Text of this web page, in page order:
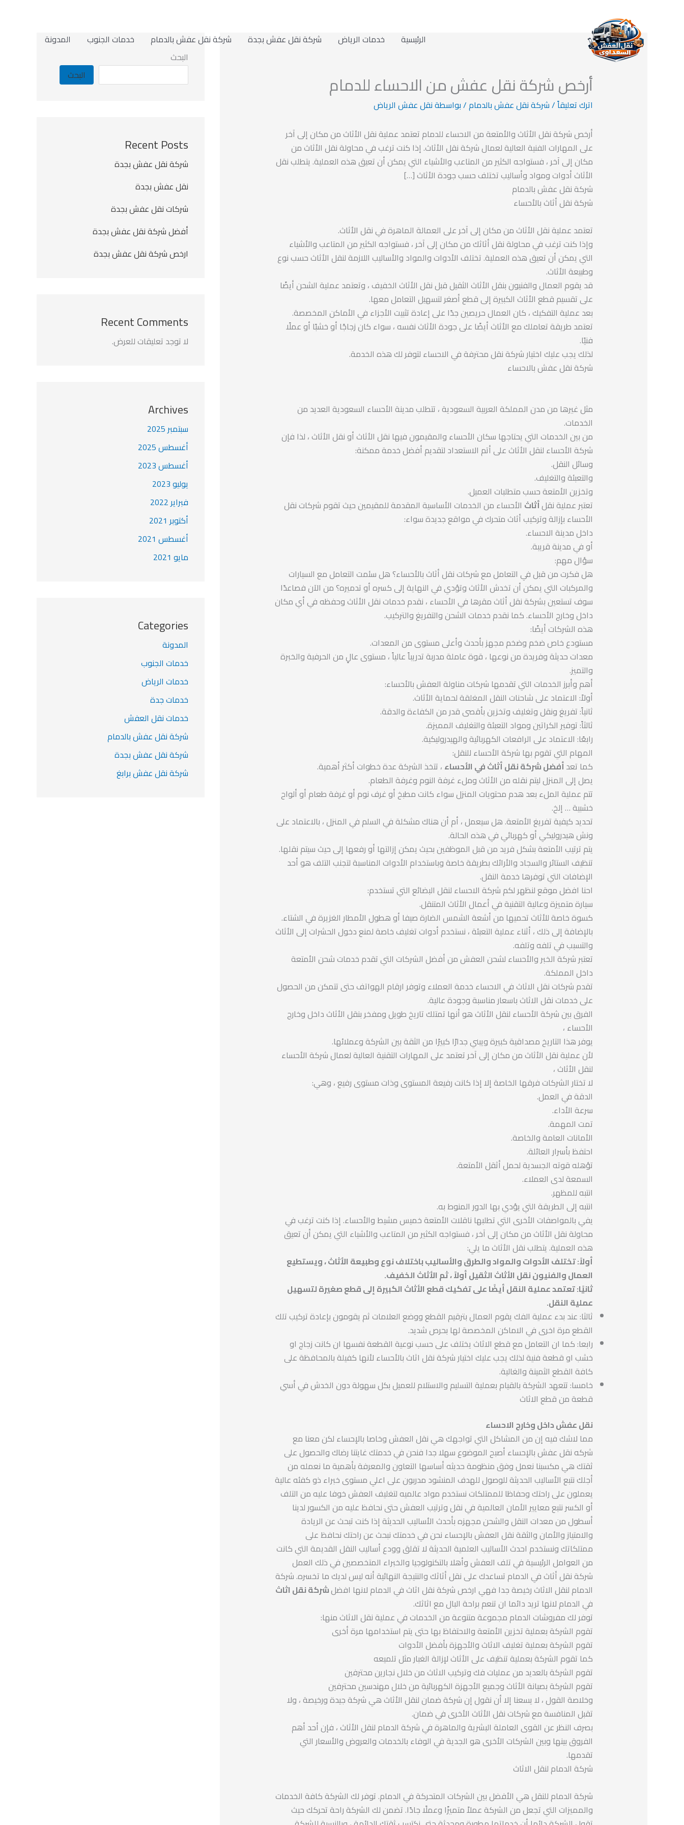
الرئيسية خدمات الرياض شركة نقل عفش بجدة شركة نقل عفش بالدمام خدمات الجنوب المدونة
أرخص شركة نقل عفش من الاحساء للدمام
اترك تعليقاً/شركة نقل عفش بالدمام/ بواسطةنقل عفش الرياض
أرخص شركة نقل الأثاث والأمتعة من الاحساء للدمام تعتمد عملية نقل الأثاث من مكان إلى آخر
على المهارات الفنية العالية لعمال شركة نقل الأثاث. إذا كنت ترغب في محاولة نقل الأثاث من
مكان إلى آخر ، فستواجه الكثير من المتاعب والأشياء التي يمكن أن تعيق هذه العملية. يتطلب نقل
الأثاث أدوات ومواد وأساليب تختلف حسب جودة الأثاث […]
شركة نقل عفش بالدمام
شركة نقل أثاث بالأحساء
تعتمد عملية نقل الأثاث من مكان إلى آخر على العمالة الماهرة في نقل الأثاث.
وإذا كنت ترغب في محاولة نقل أثاثك من مكان إلى آخر ، فستواجه الكثير من المتاعب والأشياء
التي يمكن أن تعيق هذه العملية. تختلف الأدوات والمواد والأساليب اللازمة لنقل الأثاث حسب نوع
وطبيعة الأثاث.
قد يقوم العمال والفنيون بنقل الأثاث الثقيل قبل نقل الأثاث الخفيف ، وتعتمد عملية الشحن أيضًا
على تقسيم قطع الأثاث الكبيرة إلى قطع أصغر لتسهيل التعامل معها.
بعد عملية التفكيك ، كان العمال حريصين جدًا على إعادة تثبيت الأجزاء في الأماكن المخصصة.
تعتمد طريقة تعاملك مع الأثاث أيضًا على جودة الأثاث نفسه ، سواء كان زجاجًا أو خشبًا أو عملًا
فنيًا.
لذلك يجب عليك اختيار شركة نقل محترفة في الاحساء لتوفر لك هذه الخدمة.
شركة نقل عفش بالاحساء
مثل غيرها من مدن المملكة العربية السعودية ، تتطلب مدينة الأحساء السعودية العديد من
الخدمات.
من بين الخدمات التي يحتاجها سكان الأحساء والمقيمون فيها نقل الأثاث أو نقل الأثاث ، لذا فإن
شركة الأحساء لنقل الأثاث على أتم الاستعداد لتقديم أفضل خدمة ممكنة:
وسائل النقل.
والتعبئة والتغليف.
وتخزين الأمتعة حسب متطلبات العميل.
تعتبر عملية نقلأثاث الأحساء من الخدمات الأساسية المقدمة للمقيمين حيث تقوم شركات نقل
الأحساء بإزالة وتركيب أثاث متحرك في مواقع جديدة سواء:
داخل مدينة الاحساء.
أو في مدينة قريبة.
سؤال مهم:
هل فكرت من قبل في التعامل مع شركات نقل أثاث بالأحساء؟ هل سئمت التعامل مع السيارات
والمركبات التي يمكن أن تخدش الأثاث وتؤدي في النهاية إلى كسره أو تدميره؟ من الآن فصاعدًا
سوف تستعين بشركة نقل أثاث مقرها في الأحساء ، نقدم خدمات نقل الأثاث وحفظه في أي مكان
داخل وخارج الأحساء. كما نقدم خدمات الشحن والتفريغ والتركيب.
هذه الشركات أيضًا:
مستودع خاص ضخم وضخم مجهز بأحدث وأعلى مستوى من المعدات.
معدات حديثة وفريدة من نوعها ، قوة عاملة مدربة تدريباً عالياً ، مستوى عالٍ من الحرفية والخبرة
والتميز.
أهم وأبرز الخدمات التي تقدمها شركات مناولة العفش بالأحساء:
أولاً: الاعتماد على شاحنات النقل المغلقة لحماية الأثاث.
ثانياً: تفريغ ونقل وتغليف وتخزين بأقصى قدر من الكفاءة والدقة.
ثالثاً: توفير الكراتين ومواد التعبئة والتغليف المميزة.
رابعًا: الاعتماد على الرافعات الكهربائية والهيدروليكية.
المهام التي تقوم بها شركة الأحساء للنقل:
كما تعدأفضل شركة نقل أثاث في الأحساء ، تتخذ الشركة عدة خطوات أكثر أهمية.
يصل إلى المنزل ليتم نقله من الأثاث وملء غرفة النوم وغرفة الطعام.
تتم عملية الملء بعد هدم محتويات المنزل سواء كانت مطبخ أو غرف نوم أو غرفة طعام أو ألواح
خشبية … إلخ.
تحديد كيفية تفريغ الأمتعة. هل سيعمل ، أم أن هناك مشكلة في السلم في المنزل ، بالاعتماد على
ونش هيدروليكي أو كهربائي في هذه الحالة.
يتم ترتيب الأمتعة بشكل فريد من قبل الموظفين بحيث يمكن إزالتها أو رفعها إلى حيث سيتم نقلها.
تنظيف الستائر والسجاد والأرائك بطريقة خاصة وباستخدام الأدوات المناسبة لتجنب التلف هو أحد
الإضافات التي توفرها خدمة النقل.
احنا افضل موقع لنظهر لكم شركة الاحساء لنقل البضائع التي تستخدم:
سيارة متميزة وعالية التقنية في أعمال الأثاث المتنقل.
كسوة خاصة للأثاث تحميها من أشعة الشمس الضارة صيفا أو هطول الأمطار الغزيرة في الشتاء.
بالإضافة إلى ذلك ، أثناء عملية التعبئة ، نستخدم أدوات تغليف خاصة لمنع دخول الحشرات إلى الأثاث
والتسبب في تلفه وتلفه.
تعتبر شركة الخبر والأحساء لشحن العفش من أفضل الشركات التي تقدم خدمات شحن الأمتعة
داخل المملكة.
تقدم شركات نقل الاثاث في الاحساء خدمة العملاء وتوفر ارقام الهواتف حتى تتمكن من الحصول
على خدمات نقل الاثاث باسعار مناسبة وجودة عالية.
الفرق بين شركة الأحساء لنقل الأثاث هو أنها تمتلك تاريخ طويل ومفخر بنقل الأثاث داخل وخارج
الأحساء ،
يوفر هذا التاريخ مصداقية كبيرة ويبني جدارًا كبيرًا من الثقة بين الشركة وعملائها.
لأن عملية نقل الأثاث من مكان إلى آخر تعتمد على المهارات التقنية العالية لعمال شركة الأحساء
لنقل الأثاث ،
لا تختار الشركات فرقها الخاصة إلا إذا كانت رفيعة المستوى وذات مستوى رفيع ، وهي:
الدقة في العمل.
سرعة الأداء.
تمت المهمة.
الأمانات العامة والخاصة.
احتفظ بأسرار العائلة.
تؤهله قوته الجسدية لحمل أثقل الأمتعة.
السمعة لدى العملاء.
انتبه للمظهر.
انتبه إلى الطريقة التي يؤدي بها الدور المنوط به.
يفي بالمواصفات الأخرى التي تطلبها ناقلات الأمتعة خميس مشيط والأحساء. إذا كنت ترغب في
محاولة نقل الأثاث من مكان إلى آخر ، فستواجه الكثير من المتاعب والأشياء التي يمكن أن تعيق
هذه العملية. يتطلب نقل الأثاث ما يلي:
أولاً: تختلف الأدوات والمواد والطرق والأساليب باختلاف نوع وطبيعة الأثاث ، ويستطيع
العمال والفنيون نقل الأثاث الثقيل أولاً ، ثم الأثاث الخفيف.
ثانيًا: تعتمد عملية النقل أيضًا على تفكيك قطع الأثاث الكبيرة إلى قطع صغيرة لتسهيل
عملية النقل.
ثالثا: عند بدء عملية الفك يقوم العمال بترقيم القطع ووضع العلامات ثم يقومون بإعادة تركيب تلك
القطع مرة اخرى في الاماكن المخصصة لها بحرص شديد.
رابعا: كما ان التعامل مع قطع الاثاث يختلف على حسب نوعية القطعة نفسها ان كانت زجاج او
خشب او قطعة فنية لذلك يجب عليك اختيار شركة نقل اثاث بالأحساء لأنها كفيلة بالمحافظة على
كافة القطع الثمينة والغالية.
خامسا: تتعهد الشركة بالقيام بعملية التسليم والاستلام للعميل بكل سهولة دون الخدش في أسي
قطعة من قطع الاثاث
نقل عفش داخل وخارج الاحساء
مما لاشك فيه إن من المشاكل التي تواجهك هي نقل العفش وخاصا بالإحساء لكن معنا مع
شركه نقل عفش بالإحساء أصبح الموضوع سهلا جدا فنحن في خدمتك غايتنا رضاك والحصول على
ثقتك هي مكسبنا نعمل وفق منظومة حديثه أساسها التعاون والمعرفة بأهمية ما نعمله من
أجلك نتبع الأساليب الحديثة للوصول للهدف المنشود مدربون على اعلي مستوى خبراء ذو كفئه عالية
يعملون على راحتك وحفاظا للممتلكات نستخدم مواد عالميه لتغليف العفش خوفا عليه من التلف
أو الكسر نتبع معايير الأمان العالمية في نقل وترتيب العفش حتى نحافظ عليه من الكسور لدينا
أسطول من معدات النقل والشحن مجهزه بأحدث الأساليب الحديثة إذا كنت تبحث عن الريادة
والامتياز والأمان والثقة نقل العفش بالإحساء نحن في خدمتك نبحث عن راحتك نحافظ على
ممتلكاتك ونستخدم احدث الأساليب العلمية الحديثة لا تقلق وودع أساليب النقل القديمة التي كانت
من العوامل الرئيسية في تلف العفش وأهلا بالتكنولوجيا والخبراء المتخصصين في ذلك العمل
شركة نقل أثاث في الدمام تساعدك على نقل أثاثك والنتيجة النهائية أنه ليس لديك ما تخسره. شركة
الدمام لنقل الاثاث رخيصة جدا فهي ارخص شركة نقل اثاث في الدمام لانها افضلشركة نقل اثاث
في الدمام لانها تريد دائما ان تنعم براحة البال مع اثاثك.
توفر لك مفروشات الدمام مجموعة متنوعة من الخدمات في عملية نقل الاثاث منها:
تقوم الشركة بعملية تخزين الأمتعة والاحتفاظ بها حتى يتم استخدامها مرة أخرى
تقوم الشركة بعملية تغليف الاثاث والأجهزة بأفضل الأدوات
كما تقوم الشركة بعملية تنظيف على الأثاث لإزالة الغبار مثل تلميعه
تقوم الشركة بالعديد من عمليات فك وتركيب الاثاث من خلال نجارين محترفين
تقوم الشركة بصيانة الأثاث وجميع الأجهزة الكهربائية من خلال مهندسين محترفين
وخلاصة القول ، لا يسعنا إلا أن نقول إن شركة ضمان لنقل الأثاث هي شركة جيدة ورخيصة ، ولا
تقبل المنافسة مع شركات نقل الأثاث الأخرى في ضمان.
بصرف النظر عن القوى العاملة البشرية والماهرة في شركة الدمام لنقل الأثاث ، فإن أحد أهم
الفروق بينها وبين الشركات الأخرى هو الجدية في الوفاء بالخدمات والعروض والأسعار التي
تقدمها.
شركة الدمام لنقل الاثاث
شركة الدمام للنقل هي الأفضل بين الشركات المتحركة في الدمام. توفر لك الشركة كافة الخدمات
والمميزات التي تجعل من الشركة عملاً متميزًا وعملًا جادًا. تضمن لك الشركة راحة تحركك حيث
البحث
البحث
Recent Posts
شركة نقل عفش بجدة
نقل عفش بجدة
شركات نقل عفش بجدة
أفضل شركة نقل عفش بجدة
ارخص شركة نقل عفش بجدة
Recent Comments
لا توجد تعليقات للعرض.
Archives
سبتمبر 2025
أغسطس 2025
أغسطس 2023
يوليو 2023
فبراير 2022
أكتوبر 2021
أغسطس 2021
مايو 2021
Categories
المدونة
خدمات الجنوب
خدمات الرياض
خدمات جدة
خدمات نقل العفش
شركة نقل عفش بالدمام
شركة نقل عفش بجدة
شركة نقل عفش برابغ